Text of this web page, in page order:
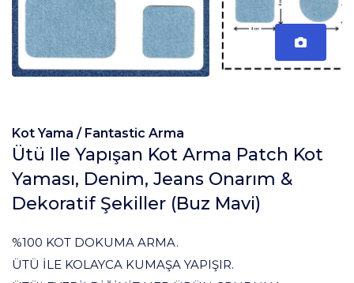
Kot Yama / Fantastic Arma
Ütü Ile Yapışan Kot Arma Patch Kot
Yaması, Denim, Jeans Onarım &
Dekoratif Şekiller (Buz Mavi)
%100 KOT DOKUMA ARMA.
ÜTÜ İLE KOLAYCA KUMAŞA YAPIŞIR.